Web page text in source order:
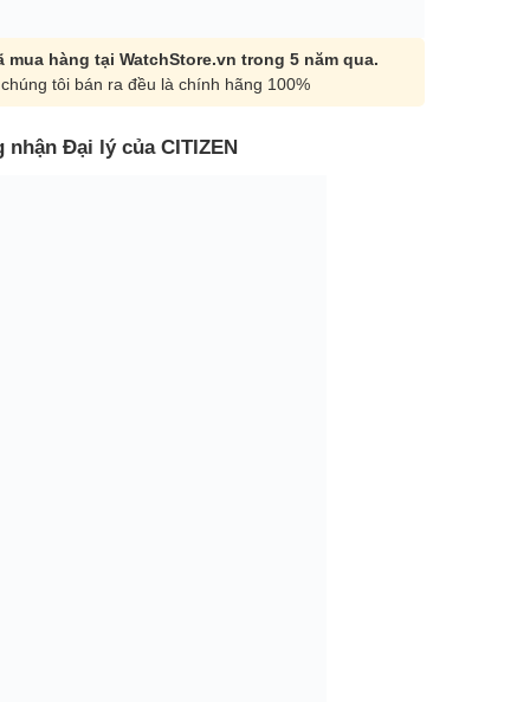
mua hàng tại WatchStore.vn trong 5 năm qua.
tôi bán ra đều là chính hãng 100%
nhận Đại lý của CITIZEN